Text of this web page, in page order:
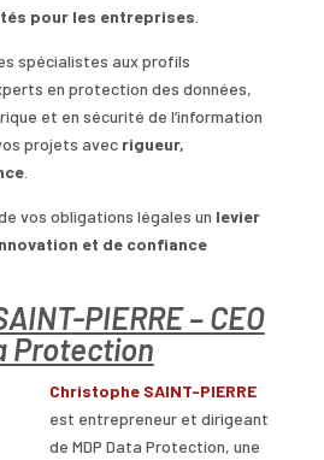
pour les entreprises
spécialistes aux profils
en protection des données,
et en sécurité de l’information
projets avec rigueur,
.
vos obligations légales un levier
et de confiance
PIERRE – CEO
Protection
Christophe SAINT-PIERRE
est entrepreneur et dirigeant
de MDP Data Protection, une